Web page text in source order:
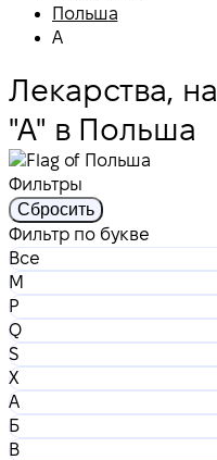
Польша
А
Лекарства,
"А" в Польша
Фильтры
Сбросить
Фильтр по букве
Все
M
P
Q
S
X
А
Б
В